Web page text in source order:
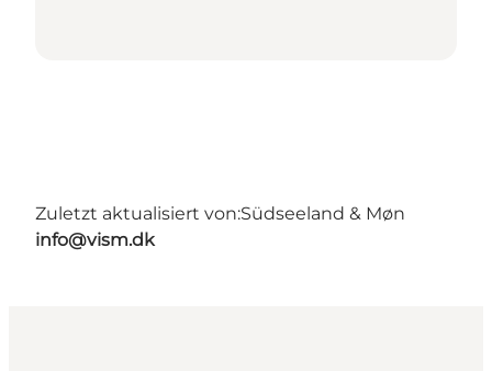
Zuletzt aktualisiert von:Südseeland & Møn
info@vism.dk